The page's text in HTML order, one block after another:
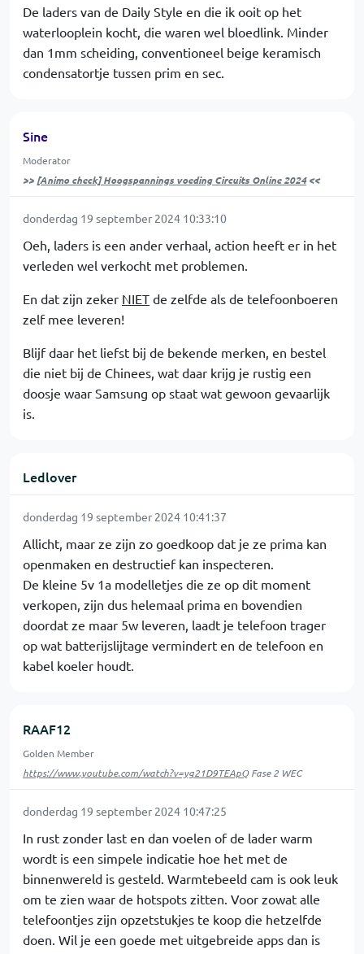
De laders van de Daily Style en die ik ooit op het
waterlooplein kocht, die waren wel bloedlink. Minder
dan 1mm scheiding, conventioneel beige keramisch
condensatortje tussen prim en sec.
Sine
Moderator
>> [Animo check] Hoogspannings voeding Circuits Online 2024<<
donderdag 19 september 2024 10:33:10
Oeh, laders is een ander verhaal, action heeft er in het
verleden wel verkocht met problemen.
En dat zijn zeker NIET de zelfde als de telefoonboeren
zelf mee leveren!
Blijf daar het liefst bij de bekende merken, en bestel
die niet bij de Chinees, wat daar krijg je rustig een
doosje waar Samsung op staat wat gewoon gevaarlijk
is.
Ledlover
donderdag 19 september 2024 10:41:37
Allicht, maar ze zijn zo goedkoop dat je ze prima kan
openmaken en destructief kan inspecteren.
De kleine 5v 1a modelletjes die ze op dit moment
verkopen, zijn dus helemaal prima en bovendien
doordat ze maar 5w leveren, laadt je telefoon trager
op wat batterijslijtage vermindert en de telefoon en
kabel koeler houdt.
RAAF12
Golden Member
https://www.youtube.com/watch?v=yg21D9TEApQFase 2 WEC
donderdag 19 september 2024 10:47:25
In rust zonder last en dan voelen of de lader warm
wordt is een simpele indicatie hoe het met de
binnenwereld is gesteld. Warmtebeeld cam is ook leuk
om te zien waar de hotspots zitten. Voor zowat alle
telefoontjes zijn opzetstukjes te koop die hetzelfde
doen. Wil je een goede met uitgebreide apps dan is